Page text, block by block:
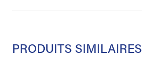
PRODUITS SIMILAIRES